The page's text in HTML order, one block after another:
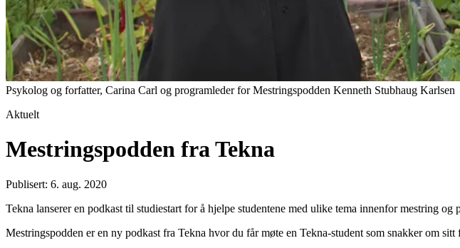
Psykolog og forfatter, Carina Carl og programleder for Mestringspodden Kenneth Stubhaug Karlsen
Aktuelt
Mestringspodden fra Tekna
Publisert: 6. aug. 2020
Tekna lanserer en podkast til studiestart for å hjelpe studentene med ulike tema innenfor mestring og
Mestringspodden er en ny podkast fra Tekna hvor du får møte en Tekna-student som snakker om